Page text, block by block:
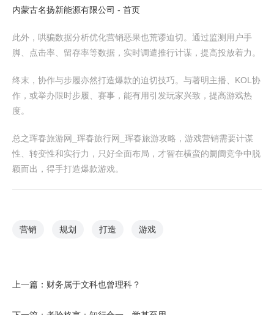
内蒙古名扬新能源有限公司 - 首页
此外，哄骗数据分析优化营销恶果也荒谬迫切。通过监测用户手
脚、点击率、留存率等数据，实时调遣推行计谋，提高投放着力。
终末，协作与步履亦然打造爆款的迫切技巧。与著明主播、KOL协
作，或举办限时步履、赛事，能有用引发玩家兴致，提高游戏热
度。
总之珲春旅游网_珲春旅行网_珲春旅游攻略，游戏营销需要计谋
性、转变性和实行力，只好全面布局，才智在横蛮的阛阓竞争中脱
颖而出，得手打造爆款游戏。
营销 规划 打造 游戏
上一篇： 财务属于文科也曾理科？